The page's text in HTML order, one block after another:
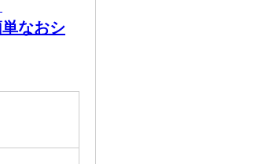
なおシ